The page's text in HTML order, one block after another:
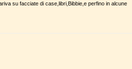
su facciate di case,libri,Bibbie,e perfino in alcune